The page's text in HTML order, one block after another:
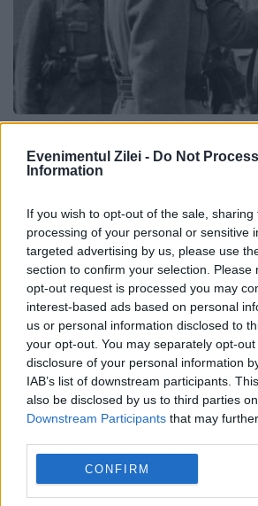
Evenimentul Zilei - Do Not
Information
If you wish to opt-out of the sale,
processing of your personal or sensitive
targeted advertising by us, please use
section to confirm your selection. Please
opt-out request is processed you may
interest-based ads based on personal
us or personal information disclosed to
your opt-out. You may separately opt-
disclosure of your personal information
IAB’s list of downstream participants.
also be disclosed by us to third parties
Downstream Participants that may
CONFIRM
acum 77 de ani
Republica în România,
de ani. Actul istoric de la 30
1947 a fost considerat
poate fi cel mult un epilog